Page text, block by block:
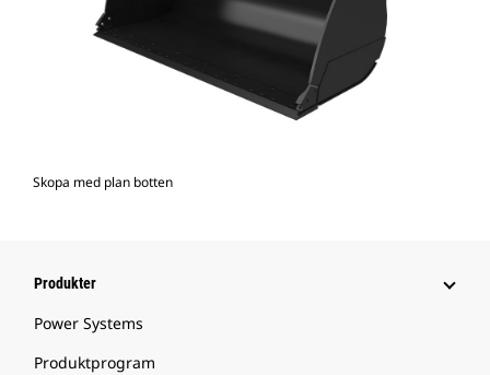
Skopa med plan botten
Produkter
Power Systems
Produktprogram